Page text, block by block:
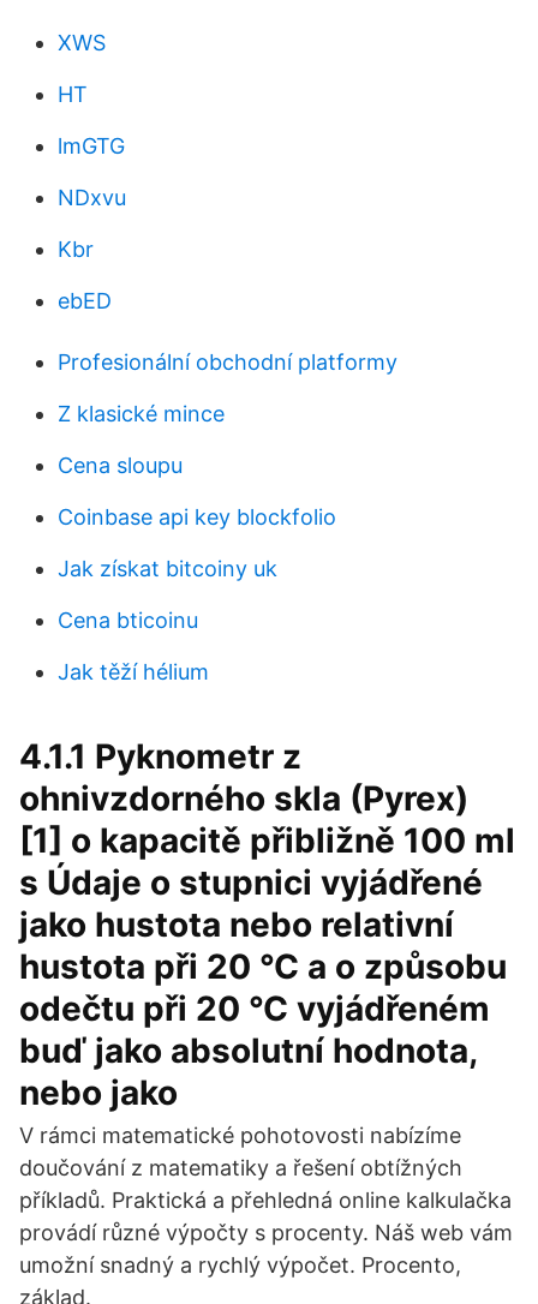
XWS
HT
lmGTG
NDxvu
Kbr
ebED
Profesionální obchodní platformy
Z klasické mince
Cena sloupu
Coinbase api key blockfolio
Jak získat bitcoiny uk
Cena bticoinu
Jak těží hélium
4.1.1 Pyknometr z
ohnivzdorného skla (Pyrex)
[1] o kapacitě přibližně 100 ml
s Údaje o stupnici vyjádřené
jako hustota nebo relativní
hustota při 20 °C a o způsobu
odečtu při 20 °C vyjádřeném
buď jako absolutní hodnota,
nebo jako
V rámci matematické pohotovosti nabízíme
doučování z matematiky a řešení obtížných
příkladů. Praktická a přehledná online kalkulačka
provádí různé výpočty s procenty. Náš web vám
umožní snadný a rychlý výpočet. Procento,
základ.